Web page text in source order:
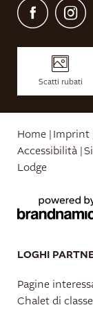
Scatti rubati
Home Imprint
Accessibilità
Lodge
LOGHI
Pagine
Chalet di classe